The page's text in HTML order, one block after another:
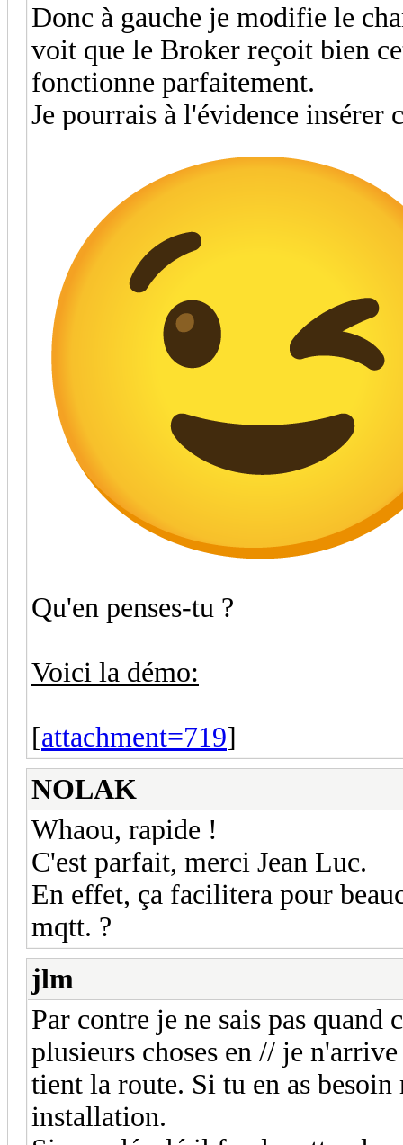
Donc à gauche je modifie le
voit que le Broker reçoit bien
fonctionne parfaitement.
Je pourrais à l'évidence insérer
Qu'en penses-tu ?
Voici la démo:
[attachment=719]
NOLAK
Whaou, rapide !
C'est parfait, merci Jean Luc.
En effet, ça facilitera pour
mqtt. ?
jlm
Par contre je ne sais pas
plusieurs choses en // je
tient la route. Si tu en as
installation.